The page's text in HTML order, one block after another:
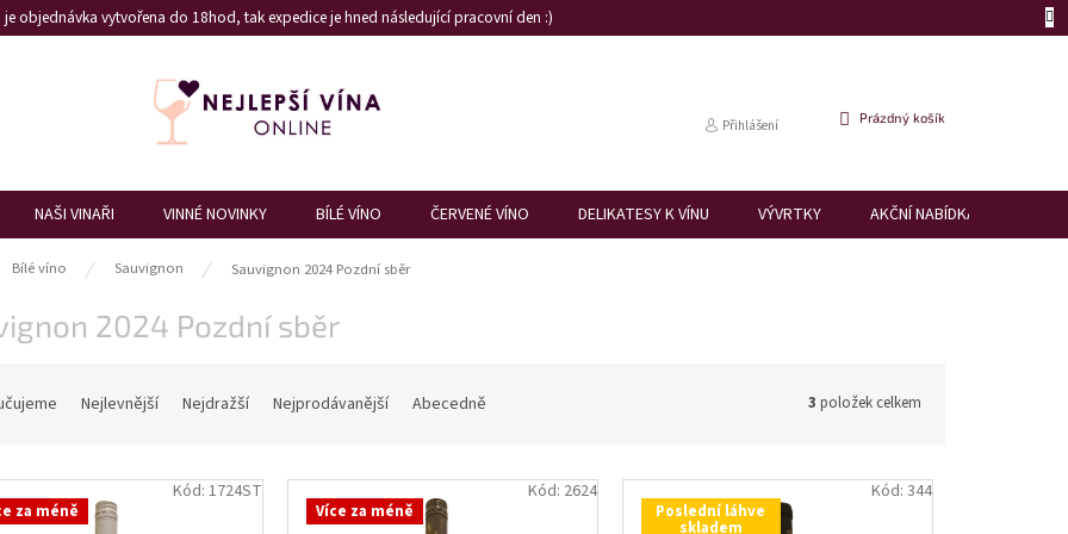
objednávka vytvořena do 18hod, tak expedice je hned následující pracovní den :)
Přihlášení
NÁKUPNÍ
Prázdný košík
NAŠI VINAŘI VINNÉ NOVINKY BÍLÉ VÍNO ČERVENÉ VÍNO DELIKATESY K VÍNU VÝVRTKY AKČNÍ NABÍDKA
Bílé víno Sauvignon Sauvignon 2024 Pozdní sběr
2024 Pozdní sběr
Nejlevnější Nejdražší Nejprodávanější Abecedně 3 položek celkem
za méně
Kód: 1724ST
Více za méně
Kód: 2624
Poslední láhve
skladem
Kód: 344